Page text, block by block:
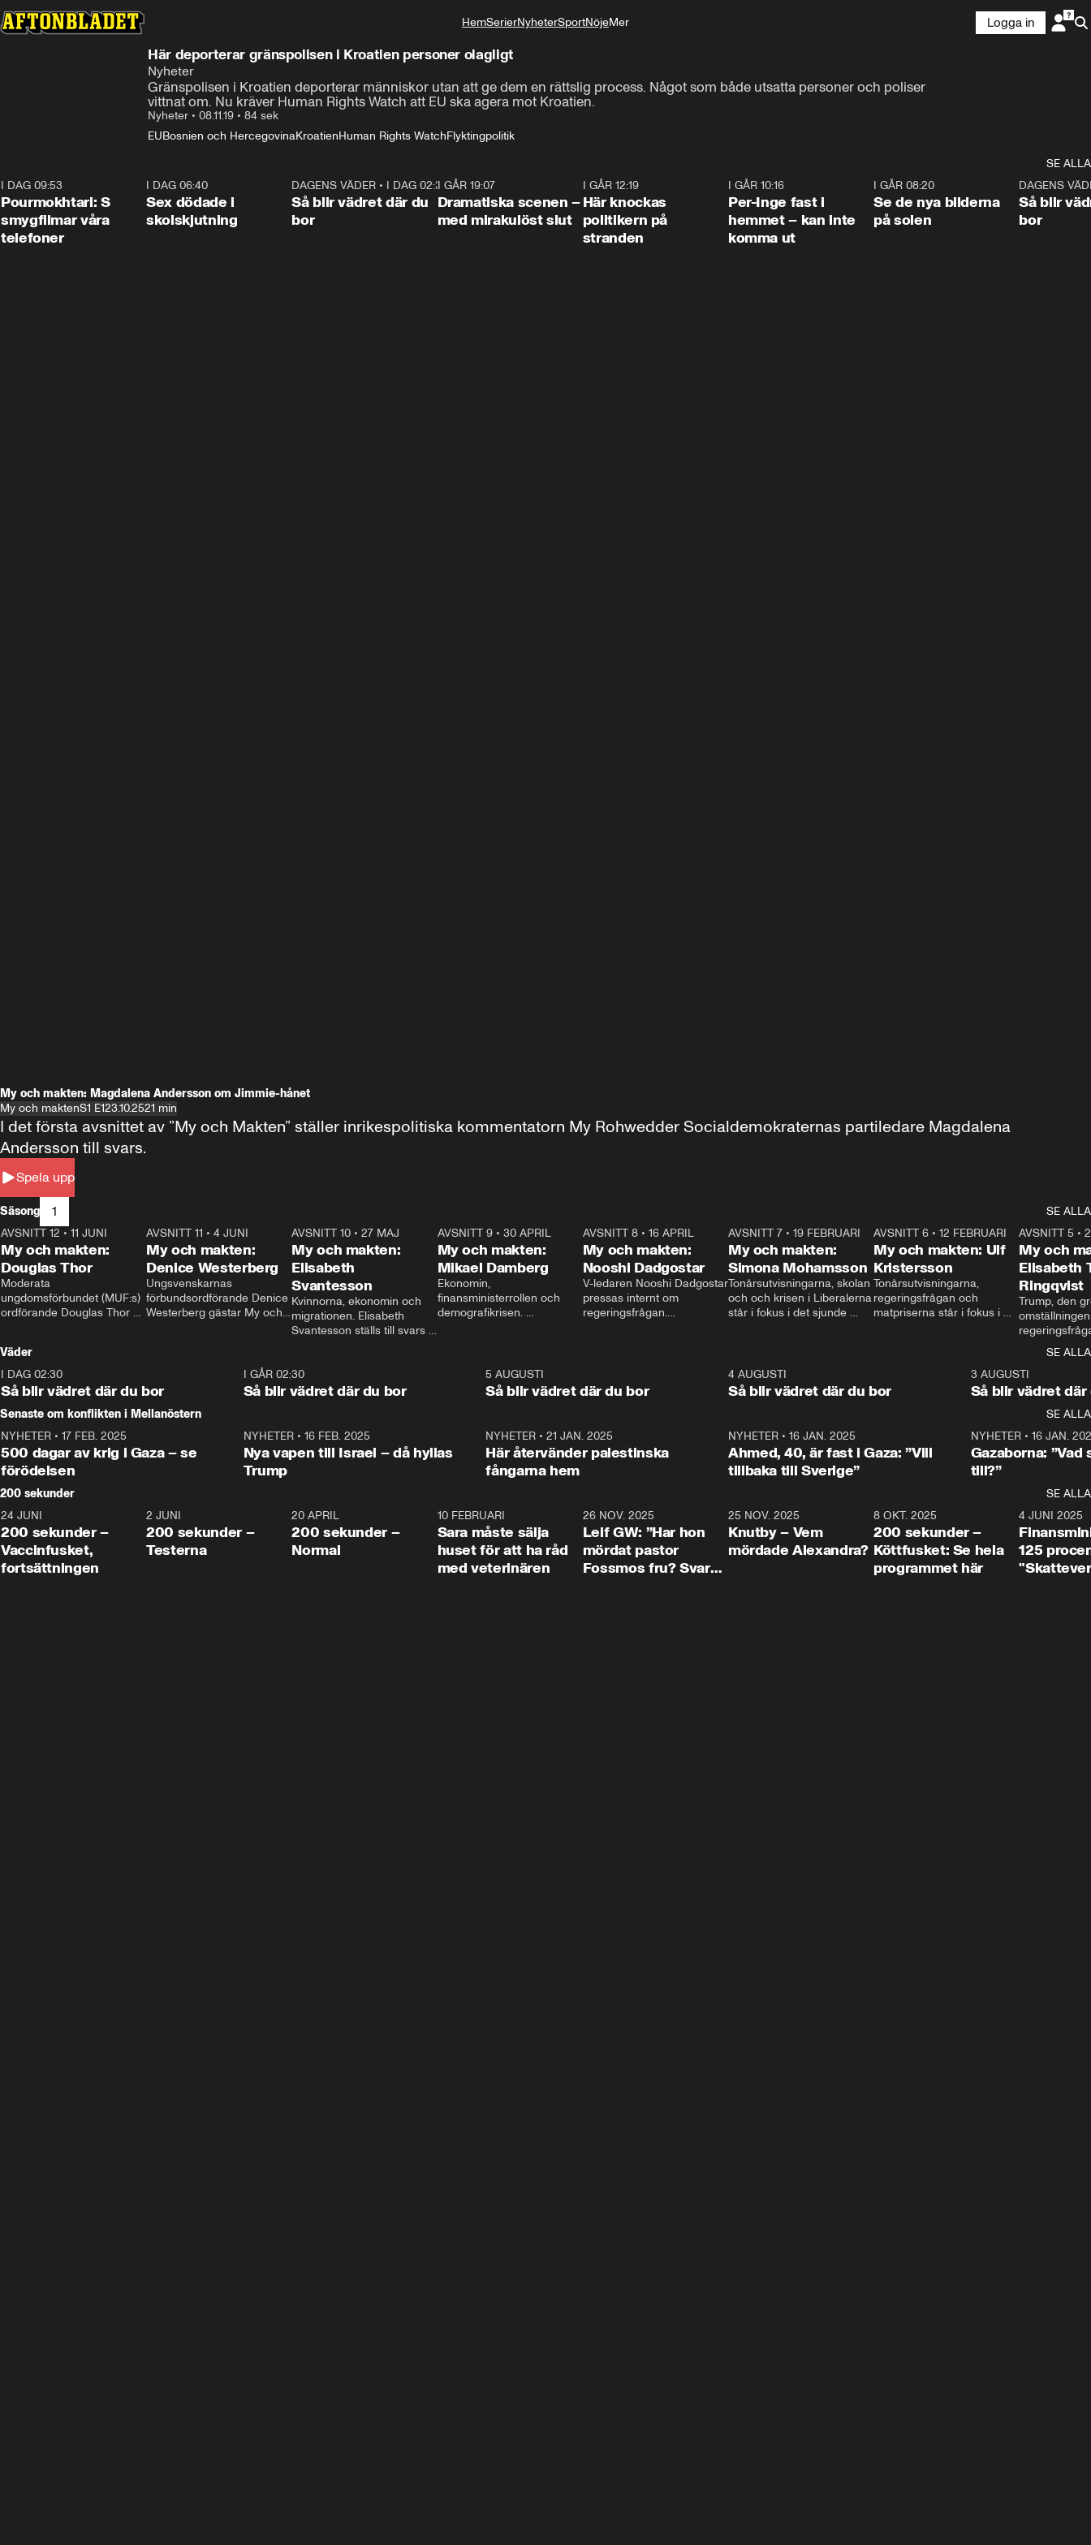
HemSerierNyheterSportNöjeMer
Logga in
Här deporterar gränspolisen i Kroatien personer olagligt
Nyheter
Gränspolisen i Kroatien deporterar människor utan att ge dem en rättslig process. Något som både utsatta personer och poliser
vittnat om. Nu kräver Human Rights Watch att EU ska agera mot Kroatien.
Nyheter • 08.11.19 • 84 sek
EUBosnien och HercegovinaKroatienHuman Rights WatchFlyktingpolitik
SE ALLA
I DAG 09:53
Pourmokhtari: S
smygfilmar våra
telefoner
I DAG 06:40
Sex dödade i
skolskjutning
1:06
DAGENS VÄDER • I DAG 02:30
Så blir vädret där du
bor
I GÅR 19:07
Dramatiska scenen –
med mirakulöst slut
I GÅR 12:19
Här knockas
politikern på
stranden
I GÅR 10:16
Per-Inge fast i
hemmet – kan inte
komma ut
I GÅR 08:20
Se de nya bilderna
på solen
DAGENS
Så blir
bor
My och makten: Magdalena Andersson om Jimmie-hånet
My och maktenS1 E123.10.2521 min
Spela upp
I det första avsnittet av ”My och Makten” ställer inrikespolitiska kommentatorn My Rohwedder Socialdemokraternas partiledare Magdalena
Andersson till svars.
Säsong 1
SE ALLA
26:27
AVSNITT 12 • 11 JUNI
My och makten:
Douglas Thor
Moderata
ungdomsförbundet (MUF:s)
ordförande Douglas Thor
tonårsutvisningarna och hur
Moderaterna ska locka
väljare till valet i höst.
23:40
AVSNITT 11 •4 JUNI
My och makten:
Denice Westerberg
Ungsvenskarnas
förbundsordförande Denice
Westerberg gästar My och
AVSNITT 10 •27 MAJ
My och makten:
Elisabeth
Svantesson
Kvinnorna, ekonomin och
migrationen. Elisabeth
Svantesson ställs till svars
AVSNITT 9• 30 APRIL
My och makten:
Mikael Damberg
Ekonomin,
finansministerrollen och
demografikrisen.
och Makten.
AVSNITT 8• 16 APRIL
My och makten:
Nooshi Dadgostar
V-ledaren Nooshi Dadgostar
pressas internt om
regeringsfrågan.
– Vi ställer upp i val. Ska vi
vara med så sitter vi förstås
24:30
AVSNITT 7• 19 FEBRUARI
My och makten:
Simona Mohamsson
Tonårsutvisningarna, skolan
och och krisen i Liberalerna
står i fokus i det sjunde
kommentator My
Rohwedder ställer
utbildnings- och
Mohamsson till svars.
27:30
AVSNITT 6 •12 FEBRUARI
My och makten: Ulf
Kristersson
Tonårsutvisningarna,
regeringsfrågan och
matpriserna står i fokus i
Rohwedder ställer
statsminister Ulf Kristersson
AVSNITT 5 •
My och
Elisabeth
Ringqvist
Trump, den
centrum i
avsnittet av
Makten”. Se
Aftonbladets
Rohwedder
Thand Ring
Väder
SE ALLA
I DAG 02:30
Så blir vädret där du bor
1:06
I GÅR 02:30
Så blir vädret där du bor
5 AUGUSTI
Så blir vädret där du bor
4 AUGUSTI
Så blir vädret där du bor
3 AUGUSTI
Så blir vädret där
Senaste om konflikten i Mellanöstern
SE ALLA
NYHETER • 17 FEB. 2025
500 dagar av krig i Gaza – se
förödelsen
NYHETER• 16 FEB. 2025
Nya vapen till Israel – då hyllas
Trump
NYHETER •21 JAN. 2025
Här återvänder palestinska
fångarna hem
NYHETER• 16 JAN. 2025
Ahmed, 40, är fast i Gaza: ”Vill
tillbaka till Sverige”
NYHETER• 16 JAN.
Gazaborna:
till?”
200 sekunder
SE ALLA
5:00
24 JUNI
200 sekunder –
Vaccinfusket,
fortsättningen
4:23
2 JUNI
200 sekunder –
Testerna
20 APRIL
200 sekunder –
Normal
10 FEBRUARI
Sara måste sälja
huset för att ha råd
med veterinären
26 NOV. 2025
Leif GW: ”Har hon
mördat pastor
Fossmos fru? Svar
31:05
25 NOV. 2025
Knutby – Vem
mördade Alexandra?
4:29
8 OKT. 2025
200 sekunder –
Köttfusket: Se hela
programmet här
4 JUNI 2025
125